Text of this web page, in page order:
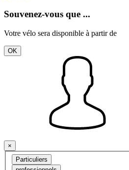
Souvenez-vous que ...
Votre vélo sera disponible à partir de
OK
×
Particuliers